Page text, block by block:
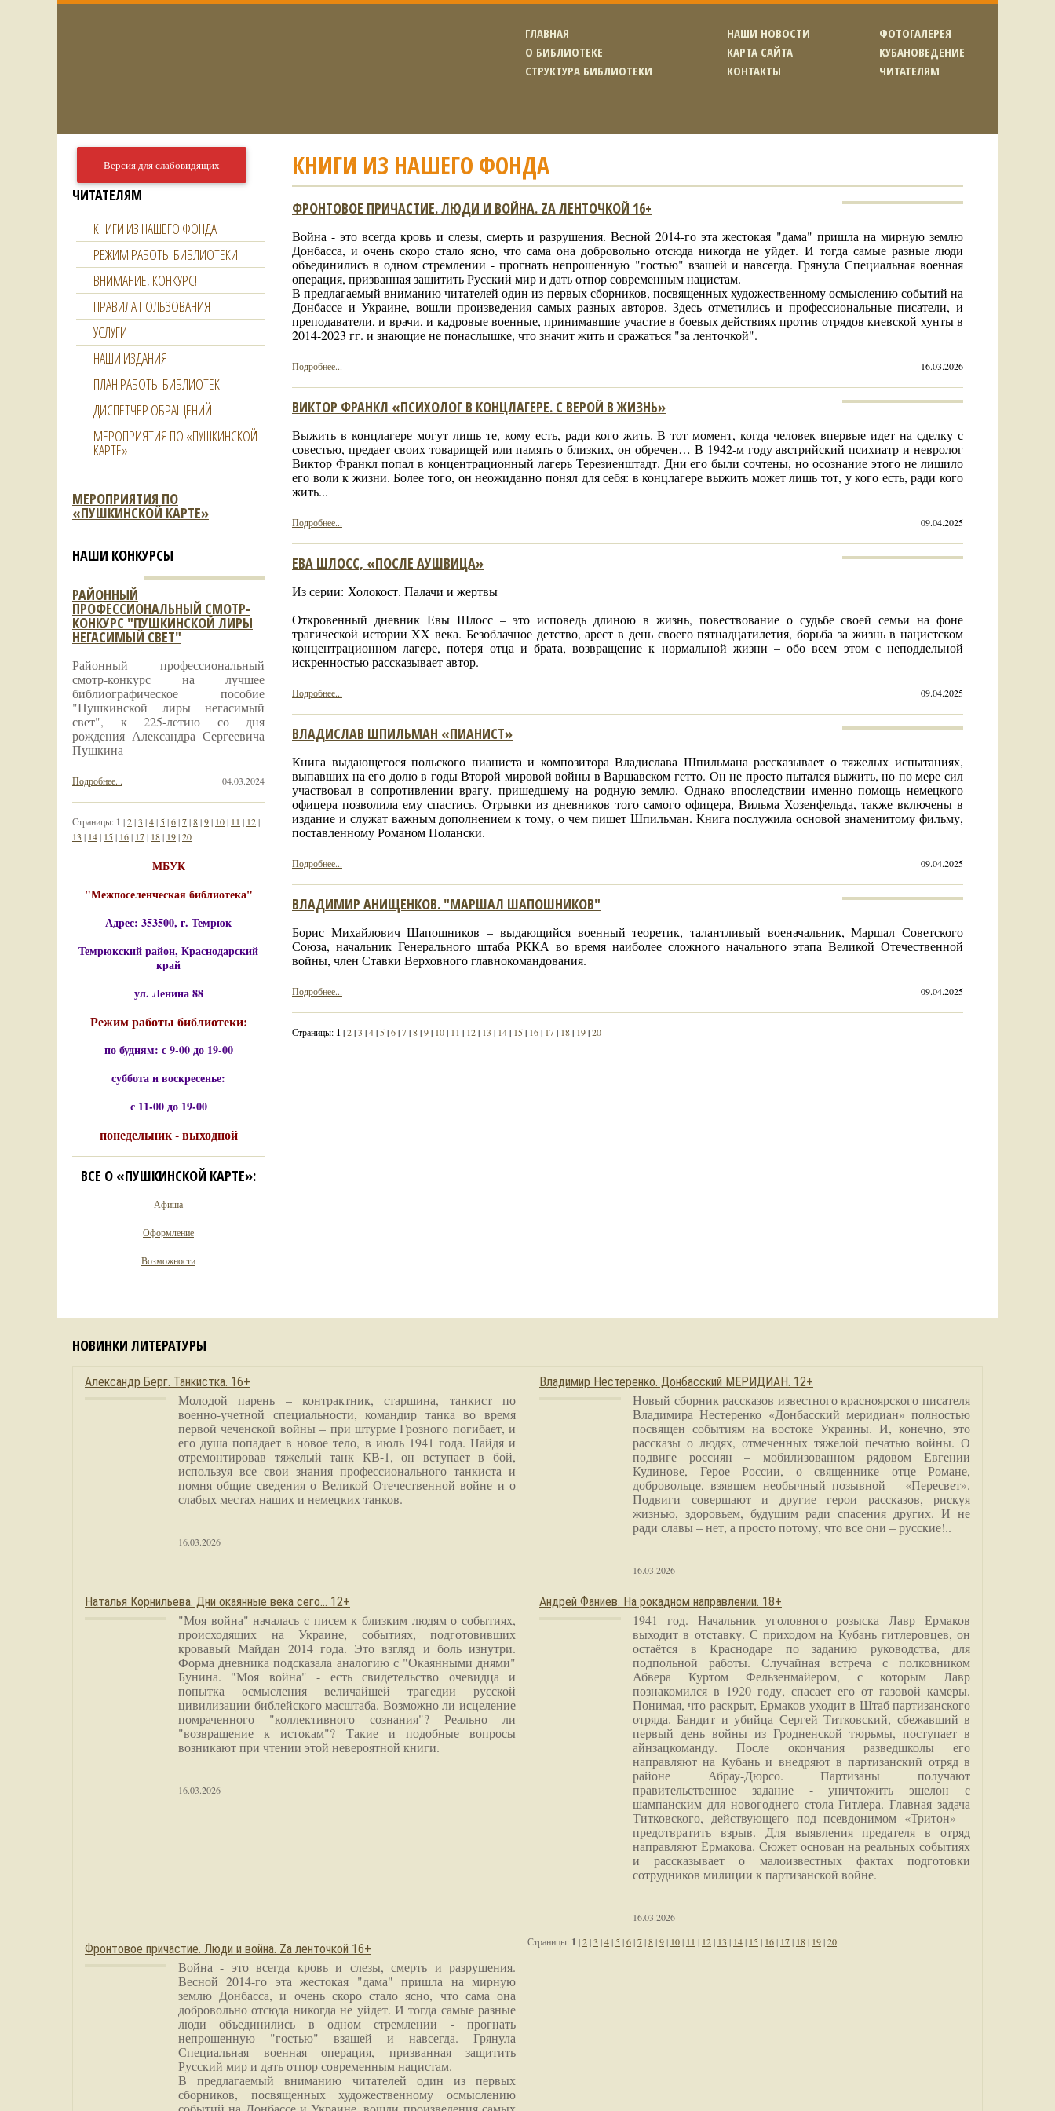
ГЛАВНАЯ
О БИБЛИОТЕКЕ
СТРУКТУРА БИБЛИОТЕКИ
НАШИ НОВОСТИ
КАРТА САЙТА
КОНТАКТЫ
ФОТОГАЛЕРЕЯ
КУБАНОВЕДЕНИЕ
ЧИТАТЕЛЯМ
КНИГИ ИЗ НАШЕГО ФОНДА
ФРОНТОВОЕ ПРИЧАСТИЕ. ЛЮДИ И ВОЙНА. ZА ЛЕНТОЧКОЙ 16+
Война - это всегда кровь и слезы, смерть и разрушения. Весной 2014-го эта жестокая "дама" пришла на мирную землю
Донбасса, и очень скоро стало ясно, что сама она добровольно отсюда никогда не уйдет. И тогда самые разные люди
объединились в одном стремлении - прогнать непрошенную "гостью" взашей и навсегда. Грянула Специальная военная
операция, призванная защитить Русский мир и дать отпор современным нацистам.
В предлагаемый вниманию читателей один из первых сборников, посвященных художественному осмыслению событий на
Донбассе и Украине, вошли произведения самых разных авторов. Здесь отметились и профессиональные писатели, и
преподаватели, и врачи, и кадровые военные, принимавшие участие в боевых действиях против отрядов киевской хунты в
2014-2023 гг. и знающие не понаслышке, что значит жить и сражаться "за ленточкой".
16.03.2026
Подробнее...
ВИКТОР ФРАНКЛ «ПСИХОЛОГ В КОНЦЛАГЕРЕ. С ВЕРОЙ В ЖИЗНЬ»
Выжить в концлагере могут лишь те, кому есть, ради кого жить. В тот момент, когда человек впервые идет на сделку с
совестью, предает своих товарищей или память о близких, он обречен… В 1942-м году австрийский психиатр и невролог
Виктор Франкл попал в концентрационный лагерь Терезиенштадт. Дни его были сочтены, но осознание этого не лишило
его воли к жизни. Более того, он неожиданно понял для себя: в концлагере выжить может лишь тот, у кого есть, ради кого
жить...
09.04.2025
Подробнее...
ЕВА ШЛОСС, «ПОСЛЕ АУШВИЦА»
Из серии: Холокост. Палачи и жертвы
Откровенный дневник Евы Шлосс – это исповедь длиною в жизнь, повествование о судьбе своей семьи на фоне
трагической истории XX века. Безоблачное детство, арест в день своего пятнадцатилетия, борьба за жизнь в нацистском
концентрационном лагере, потеря отца и брата, возвращение к нормальной жизни – обо всем этом с неподдельной
искренностью рассказывает автор.
09.04.2025
Подробнее...
ВЛАДИСЛАВ ШПИЛЬМАН «ПИАНИСТ»
Книга выдающегося польского пианиста и композитора Владислава Шпильмана рассказывает о тяжелых испытаниях,
выпавших на его долю в годы Второй мировой войны в Варшавском гетто. Он не просто пытался выжить, но по мере сил
участвовал в сопротивлении врагу, пришедшему на родную землю. Однако впоследствии именно помощь немецкого
офицера позволила ему спастись. Отрывки из дневников того самого офицера, Вильма Хозенфельда, также включены в
издание и служат важным дополнением к тому, о чем пишет Шпильман. Книга послужила основой знаменитому фильму,
поставленному Романом Полански.
09.04.2025
Подробнее...
ВЛАДИМИР АНИЩЕНКОВ. "МАРШАЛ ШАПОШНИКОВ"
Борис Михайлович Шапошников – выдающийся военный теоретик, талантливый военачальник, Маршал Советского
Союза, начальник Генерального штаба РККА во время наиболее сложного начального этапа Великой Отечественной
войны, член Ставки Верховного главнокомандования.
09.04.2025
Подробнее...
Страницы: 1 |2|3 |4| 5|6|7|8|9| 10| 11 | 12| 13 | 14| 15| 16| 17| 18| 19|20
Версия для слабовидящих
ЧИТАТЕЛЯМ
КНИГИ ИЗ НАШЕГО ФОНДА
РЕЖИМ РАБОТЫ БИБЛИОТЕКИ
ВНИМАНИЕ, КОНКУРС!
ПРАВИЛА ПОЛЬЗОВАНИЯ
УСЛУГИ
НАШИ ИЗДАНИЯ
ПЛАН РАБОТЫ БИБЛИОТЕК
ДИСПЕТЧЕР ОБРАЩЕНИЙ
МЕРОПРИЯТИЯ ПО «ПУШКИНСКОЙ
КАРТЕ»
МЕРОПРИЯТИЯ ПО
«ПУШКИНСКОЙ КАРТЕ»
НАШИ КОНКУРСЫ
РАЙОННЫЙ
ПРОФЕССИОНАЛЬНЫЙ СМОТР-
КОНКУРС "ПУШКИНСКОЙ ЛИРЫ
НЕГАСИМЫЙ СВЕТ"
Районный профессиональный
смотр-конкурс на лучшее
библиографическое пособие
"Пушкинской лиры негасимый
свет", к 225-летию со дня
рождения Александра Сергеевича
Пушкина
04.03.2024
Подробнее...
Страницы: 1 |2|3 |4| 5|6|7|8|9| 10| 11 | 12|
13 | 14| 15| 16| 17| 18| 19|20
МБУК
"Межпоселенческая библиотека"
Адрес: 353500, г. Темрюк
Темрюкский район, Краснодарский
край
ул. Ленина 88
Режим работы библиотеки:
по будням: с 9-00 до 19-00
суббота и воскресенье:
с 11-00 до 19-00
понедельник - выходной
ВСЕ О «ПУШКИНСКОЙ КАРТЕ»:
Афиша
Оформление
Возможности
НОВИНКИ ЛИТЕРАТУРЫ
Александр Берг. Танкистка. 16+
Молодой парень – контрактник, старшина, танкист по
военно-учетной специальности, командир танка во время
первой чеченской войны – при штурме Грозного погибает, и
его душа попадает в новое тело, в июль 1941 года. Найдя и
отремонтировав тяжелый танк КВ-1, он вступает в бой,
используя все свои знания профессионального танкиста и
помня общие сведения о Великой Отечественной войне и о
слабых местах наших и немецких танков.
16.03.2026
Владимир Нестеренко. Донбасский МЕРИДИАН. 12+
Новый сборник рассказов известного красноярского писателя
Владимира Нестеренко «Донбасский меридиан» полностью
посвящен событиям на востоке Украины. И, конечно, это
рассказы о людях, отмеченных тяжелой печатью войны. О
подвиге россиян – мобилизованном рядовом Евгении
Кудинове, Герое России, о священнике отце Романе,
добровольце, взявшем необычный позывной – «Пересвет».
Подвиги совершают и другие герои рассказов, рискуя
жизнью, здоровьем, будущим ради спасения других. И не
ради славы – нет, а просто потому, что все они – русские!..
16.03.2026
Наталья Корнильева. Дни окаянные века сего… 12+
"Моя война" началась с писем к близким людям о событиях,
происходящих на Украине, событиях, подготовивших
кровавый Майдан 2014 года. Это взгляд и боль изнутри.
Форма дневника подсказала аналогию с "Окаянными днями"
Бунина. "Моя война" - есть свидетельство очевидца и
попытка осмысления величайшей трагедии русской
цивилизации библейского масштаба. Возможно ли исцеление
помраченного "коллективного сознания"? Реально ли
"возвращение к истокам"? Такие и подобные вопросы
возникают при чтении этой невероятной книги.
16.03.2026
Андрей Фаниев. На рокадном направлении. 18+
1941 год. Начальник уголовного розыска Лавр Ермаков
выходит в отставку. С приходом на Кубань гитлеровцев, он
остаётся в Краснодаре по заданию руководства, для
подпольной работы. Случайная встреча с полковником
Абвера Куртом Фельзенмайером, с которым Лавр
познакомился в 1920 году, спасает его от газовой камеры.
Понимая, что раскрыт, Ермаков уходит в Штаб партизанского
отряда. Бандит и убийца Сергей Титковский, сбежавший в
первый день войны из Гродненской тюрьмы, поступает в
айнзацкоманду. После окончания разведшколы его
направляют на Кубань и внедряют в партизанский отряд в
районе Абрау-Дюрсо. Партизаны получают
правительственное задание - уничтожить эшелон с
шампанским для новогоднего стола Гитлера. Главная задача
Титковского, действующего под псевдонимом «Тритон» –
предотвратить взрыв. Для выявления предателя в отряд
направляют Ермакова. Сюжет основан на реальных событиях
и рассказывает о малоизвестных фактах подготовки
сотрудников милиции к партизанской войне.
16.03.2026
Фронтовое причастие. Люди и война. Zа ленточкой 16+
Война - это всегда кровь и слезы, смерть и разрушения.
Весной 2014-го эта жестокая "дама" пришла на мирную
землю Донбасса, и очень скоро стало ясно, что сама она
добровольно отсюда никогда не уйдет. И тогда самые разные
люди объединились в одном стремлении - прогнать
непрошенную "гостью" взашей и навсегда. Грянула
Специальная военная операция, призванная защитить
Русский мир и дать отпор современным нацистам.
В предлагаемый вниманию читателей один из первых
сборников, посвященных художественному осмыслению
Страницы: 1 |2|3 |4| 5 |6|7|8|9| 10| 11 | 12| 13 | 14| 15 | 16| 17| 18| 19|20